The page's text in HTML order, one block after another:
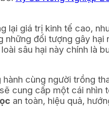
lại giá trị kinh tế cao,
những đối tượng gây
sâu hại này chính là
cùng người trồng
cung cấp một cái
an toàn, hiệu quả,